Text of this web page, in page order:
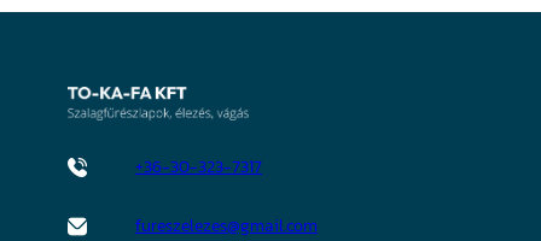
+36-30-323-7317
fureszelezes@gmail.com